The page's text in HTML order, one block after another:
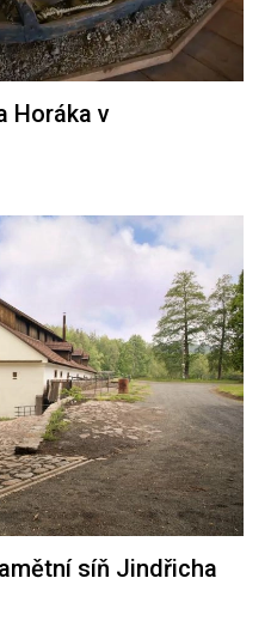
Horáka v
síň Jindřicha